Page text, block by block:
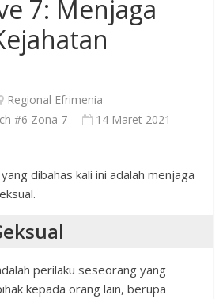
7: Menjaga
Regional Efrimenia
#6 Zona 7
14 Maret 2021
dibahas kali ini adalah menjaga
perilaku seseorang yang
kepada orang lain, berupa